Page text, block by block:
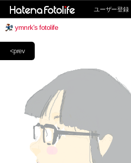
ユーザー登録
ymnrk's fotolife
<prev